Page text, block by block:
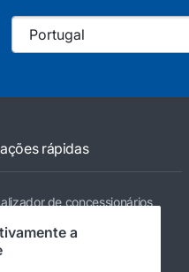
rápidas
de concessionários
online de peças DAF
Merchandising store
a